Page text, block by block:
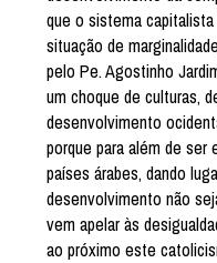
que o sistema
situação de
pelo Pe. Agostinho
um choque de culturas,
desenvolvimento
porque para além de
países árabes, dando
desenvolvimento não
vem apelar às
ao próximo este